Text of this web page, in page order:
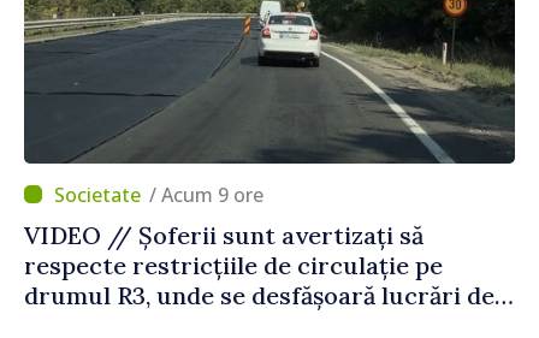
/ Acum 9 ore
VIDEO // Șoferii sunt avertizați să
respecte restricțiile de circulație pe
drumul R3, unde se desfășoară lucrări de